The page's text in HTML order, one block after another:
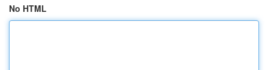
No HTML